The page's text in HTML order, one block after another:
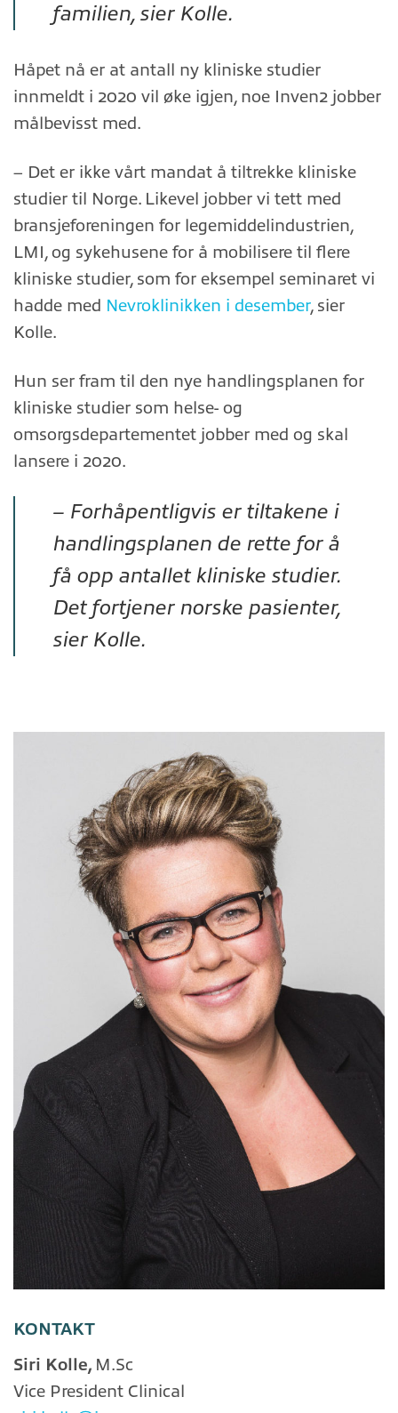
familien, sier Kolle.
Håpet nå er at antall ny kliniske studier
innmeldt i 2020 vil øke igjen, noe Inven2 jobber
målbevisst med.
– Det er ikke vårt mandat å tiltrekke kliniske
studier til Norge. Likevel jobber vi tett med
bransjeforeningen for legemiddelindustrien,
LMI, og sykehusene for å mobilisere til flere
kliniske studier, som for eksempel seminaret vi
hadde med Nevroklinikken i desember, sier
Kolle.
Hun ser fram til den nye handlingsplanen for
kliniske studier som helse- og
omsorgsdepartementet jobber med og skal
lansere i 2020.
– Forhåpentligvis er tiltakene i
handlingsplanen de rette for å
få opp antallet kliniske studier.
Det fortjener norske pasienter,
sier Kolle.
KONTAKT
Siri Kolle, M.Sc
Vice President Clinical